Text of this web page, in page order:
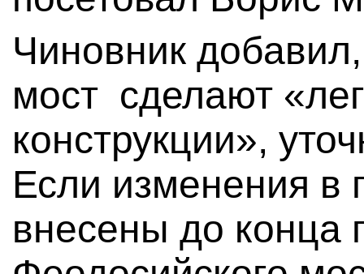
Чиновник
мост сделают
конструкции»,
Если изменения в
внесены до конца